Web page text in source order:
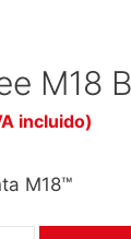
M18
incluido)
M18™